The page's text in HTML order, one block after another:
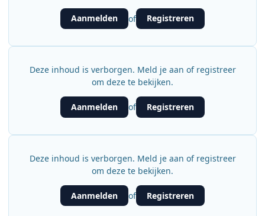
Aanmelden of Registreren
Deze inhoud is verborgen. Meld je aan of registreer
om deze te bekijken.
Aanmelden of Registreren
Deze inhoud is verborgen. Meld je aan of registreer
om deze te bekijken.
Aanmelden of Registreren